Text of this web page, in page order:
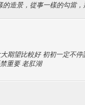
造景，從事一樣的勾當，
期望比較好 初初一定不
重要 老肛湖